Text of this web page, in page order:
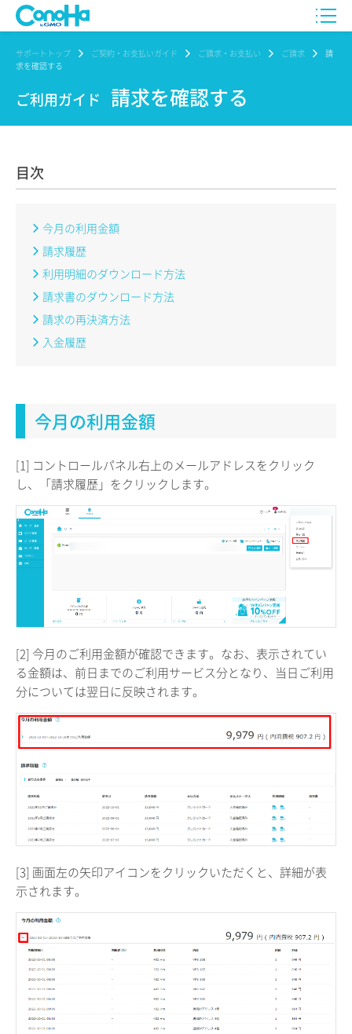
サポートトップ ご契約・お支払いガイド ご請求・お支払い ご請求
請
求を確認する
ご利用ガイド 請求を確認する
目次
今月の利用金額
請求履歴
利用明細のダウンロード方法
請求書のダウンロード方法
請求の再決済方法
入金履歴
今月の利用金額
[1] コントロールパネル右上のメールアドレスをクリック
し、「請求履歴」をクリックします。
[2] 今月のご利用金額が確認できます。なお、表示されてい
る金額は、前日までのご利用サービス分となり、当日ご利用
分については翌日に反映されます。
[3] 画面左の矢印アイコンをクリックいただくと、詳細が表
示されます。